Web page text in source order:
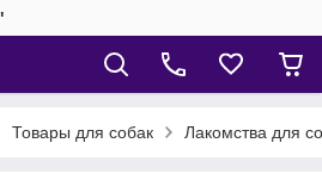
Товары для собак Лакомства для